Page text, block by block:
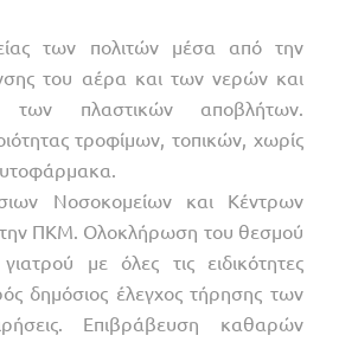
των πολιτών μέσα από την
του αέρα και των νερών και
των πλαστικών αποβλήτων.
τροφίμων, τοπικών, χωρίς
Νοσοκομείων και Κέντρων
ΠΚΜ. Ολοκλήρωση του θεσμού
με όλες τις ειδικότητες
δημόσιος έλεγχος τήρησης των
Επιβράβευση καθαρών